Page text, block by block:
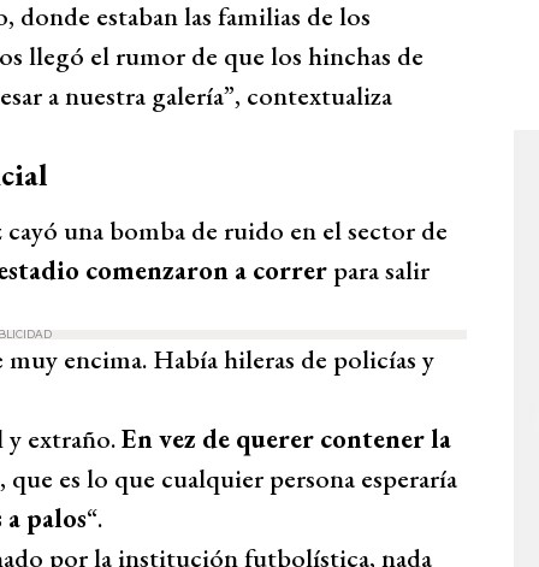
estaban las familias de los
llegó el rumor de que los hinchas de
a nuestra galería”, contextualiza
una bomba de ruido en el sector de
comenzaron a correr para salir
encima. Había hileras de policías y
extraño.En vez de querer contener la
, que es lo que cualquier persona esperaría
palos“.
por la institución futbolística, nada